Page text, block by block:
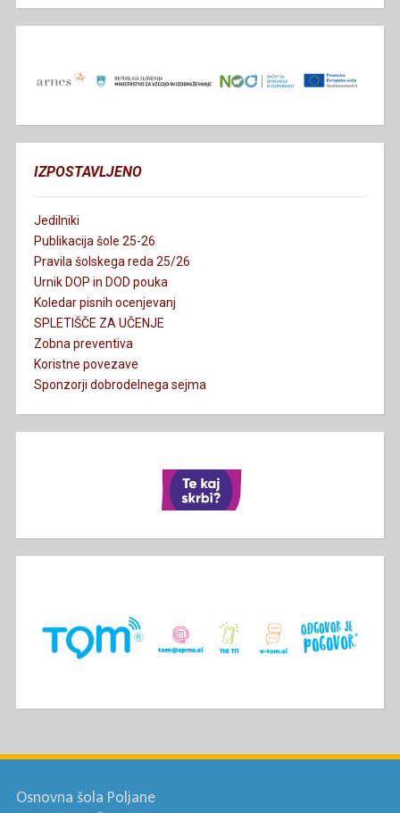
IZPOSTAVLJENO
Jedilniki
Publikacija šole 25-26
Pravila šolskega reda 25/26
Urnik DOP in DOD pouka
Koledar pisnih ocenjevanj
SPLETIŠČE ZA UČENJE
Zobna preventiva
Koristne povezave
Sponzorji dobrodelnega sejma
Osnovna šola Poljane